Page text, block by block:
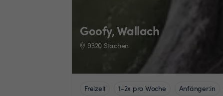
Goofy, Wallach
9320 Stachen
Freizeit 1-2x pro Woche Anfänger:in